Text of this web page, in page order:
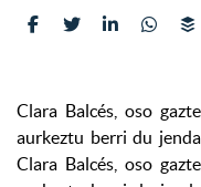
Clara Balcés, oso
aurkeztu berri du
Clara Balcés, oso